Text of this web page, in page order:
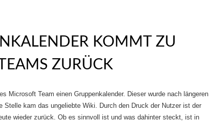
KOMMT ZU
ZURÜCK
Microsoft Team einen Gruppenkalender. Dieser wurde nach längeren
Stelle kam das ungeliebte Wiki. Durch den Druck der Nutzer ist der
wieder zurück. Ob es sinnvoll ist und was dahinter steckt, ist in